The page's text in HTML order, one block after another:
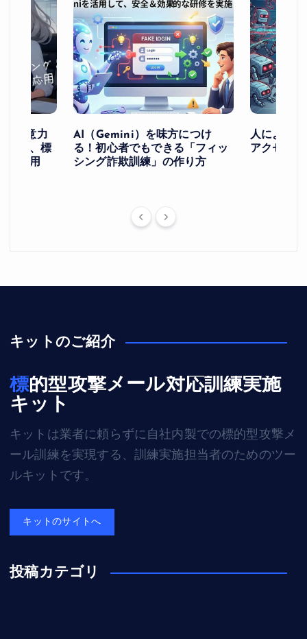
ー注意力
グと、標
の応用
AI（Gemini）を味方につけ
る！初心者でもできる「フィッ
シング詐欺訓練」の作り方
人による
アクセス
キットのご紹介
標的型攻撃メール対応訓練実施
キット
キットは業者に頼らずに自社内製での標的型攻撃メ
ール訓練を実現する、訓練実施担当者のためのツー
ルキットです。
キットのサイトへ
投稿カテゴリ